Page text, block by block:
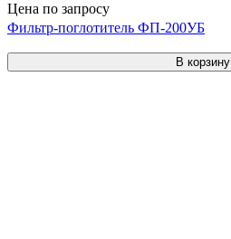
Цена по запросу
Фильтр-поглотитель ФП-200УБ
В корзину